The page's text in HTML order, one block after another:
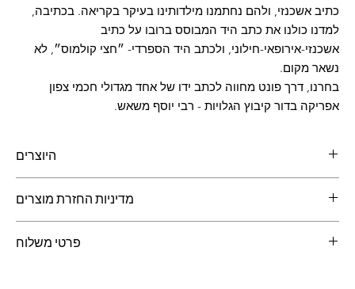
כתיב אשכנזי, ולהם נחתמנו מילדותינו בעיקר בקריאה. בכתיבה,
למדנו כולנו את כתב היד המבוסס ברובו על כתיב
אשכנזי-אירופאי-חילוני, ולכתב היד הספרדי- ״חצי קולמוס״, לא
נשאר מקום.
בחרנו, דרך פונט מחווה לכתב ידו של אחד מגדולי חכמי צפון
אפריקה בדור קיבוץ הגלויות - רבי יוסף משאש.
היוצרים
מדיניות החזרת מוצרים
פרטי משלוח